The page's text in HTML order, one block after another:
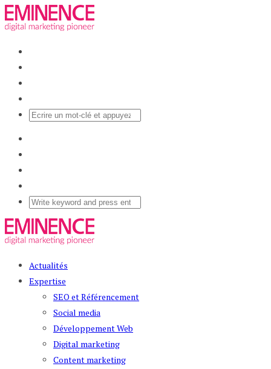
Actualités
Expertise
SEO et Référencement
Social media
Développement Web
Digital marketing
Content marketing